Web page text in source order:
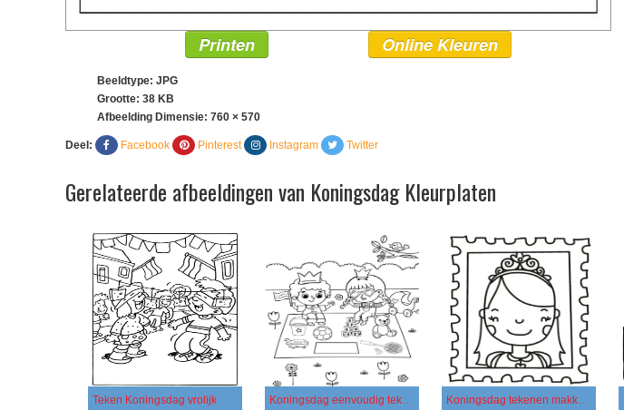
Printen Online Kleuren
Beeldtype: JPG
Grootte: 38 KB
Afbeelding Dimensie: 760 × 570
Deel: Facebook Pinterest Instagram Twitter
Gerelateerde afbeeldingen van Koningsdag Kleurplaten
Teken Koningsdag vrolijk Koningsdag eenvoudig tekenen Koningsdag tekenen makkelijk voor kinderen